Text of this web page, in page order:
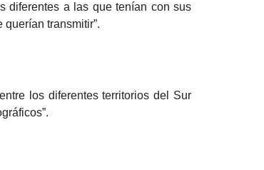
diferentes a las que tenían con sus
transmitir”.
los diferentes territorios del Sur